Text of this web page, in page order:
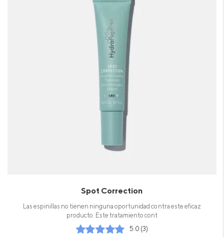
Spot Correction
Las espinillas no tienen ninguna oportunidad contra este eficaz
producto. Este tratamiento cont
5.0 (3)